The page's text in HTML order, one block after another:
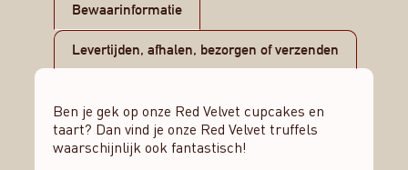
Bewaarinformatie
Levertijden, afhalen, bezorgen of verzenden
Ben je gek op onze Red Velvet cupcakes en
taart? Dan vind je onze Red Velvet truffels
waarschijnlijk ook fantastisch!